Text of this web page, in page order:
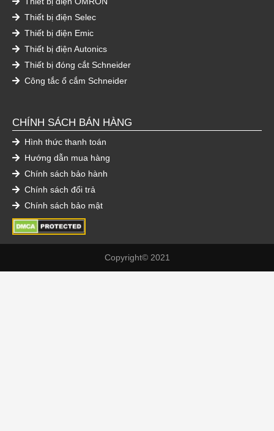
Thiết bị điện Selec
Thiết bị điện Emic
Thiết bị điện Autonics
Thiết bị đóng cắt Schneider
Công tắc ổ cắm Schneider
CHÍNH SÁCH BÁN HÀNG
Hình thức thanh toán
Hướng dẫn mua hàng
Chính sách bảo hành
Chính sách đổi trả
Chính sách bảo mật
Copyright© 2021